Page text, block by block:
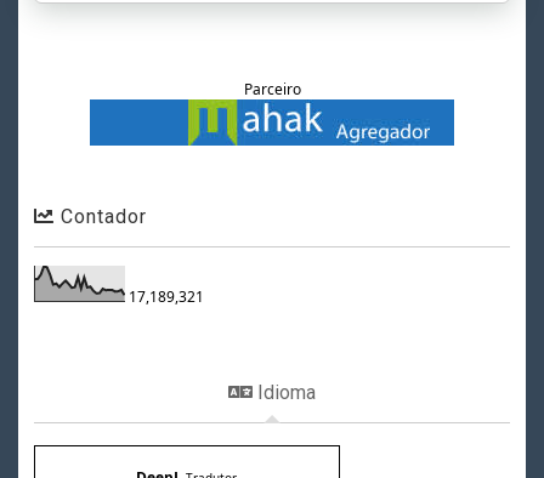
Parceiro
Contador
17,189,321
Idioma